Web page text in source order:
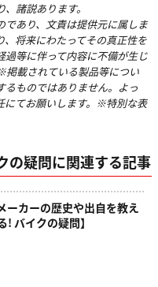
諸説あります。
あり、文責は提供元に属しま
将来にわたってその真正性を
等に伴って内容に不備が生じ
載されている製品等につい
るものではありません。よっ
にてお願いします。※特別な表
の疑問に関連する記事
ーカーの歴史や出自を教え
バイクの疑問】